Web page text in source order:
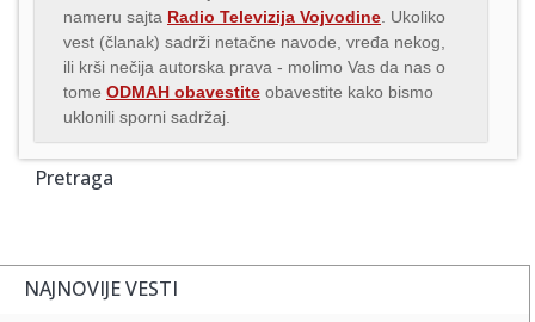
nameru sajta Radio Televizija Vojvodine . Ukoliko
vest (članak) sadrži netačne navode, vređa nekog,
ili krši nečija autorska prava - molimo Vas da nas o
tome ODMAH obavestite obavestite kako bismo
uklonili sporni sadržaj.
Pretraga
NAJNOVIJE VESTI